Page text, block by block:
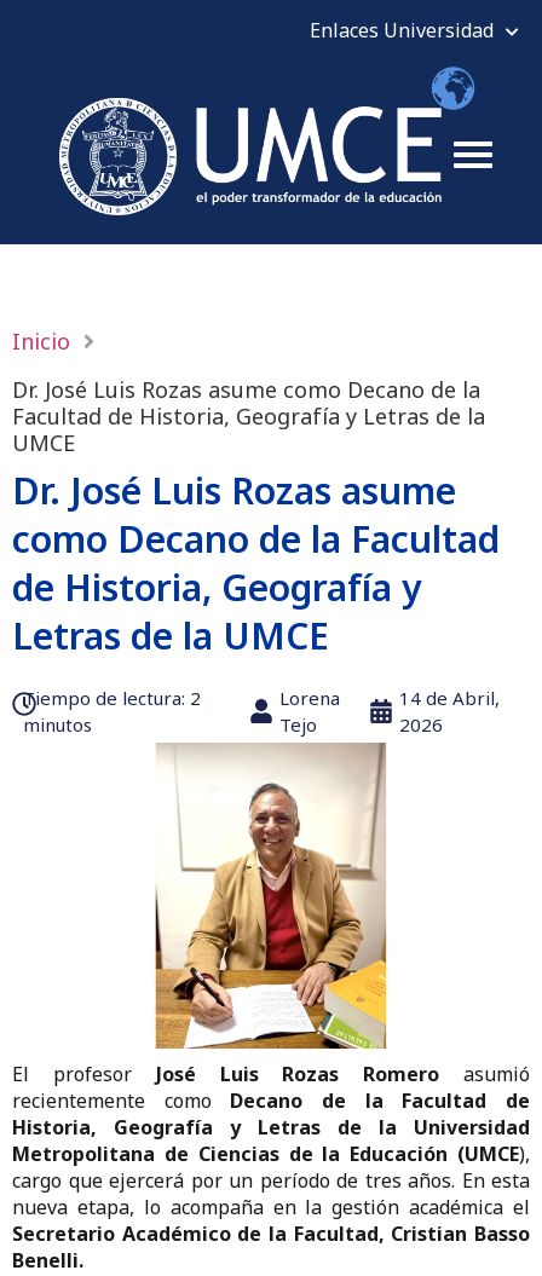
Inicio
Dr. José Luis Rozas asume como Decano de la
Facultad de Historia, Geografía y Letras de la
UMCE
Dr. José Luis Rozas asume
como Decano de la Facultad
de Historia, Geografía y
Letras de la UMCE
Tiempo de lectura:‎ 2
minutos
Lorena
Tejo
14 de Abril,
2026
El profesor José Luis Rozas Romero asumió
recientemente como Decano de la Facultad de
Historia, Geografía y Letras de la Universidad
Metropolitana de Ciencias de la Educación (UMCE),
cargo que ejercerá por un período de tres años. En esta
nueva etapa, lo acompaña en la gestión académica el
Secretario Académico de la Facultad, Cristian Basso
Benelli.